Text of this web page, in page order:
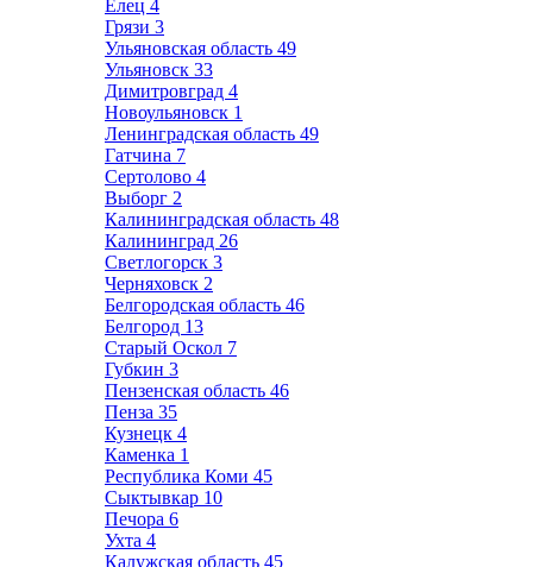
Елец 4
Грязи 3
Ульяновская область 49
Ульяновск 33
Димитровград 4
Новоульяновск 1
Ленинградская область 49
Гатчина 7
Сертолово 4
Выборг 2
Калининградская область 48
Калининград 26
Светлогорск 3
Черняховск 2
Белгородская область 46
Белгород 13
Старый Оскол 7
Губкин 3
Пензенская область 46
Пенза 35
Кузнецк 4
Каменка 1
Республика Коми 45
Сыктывкар 10
Печора 6
Ухта 4
Калужская область 45